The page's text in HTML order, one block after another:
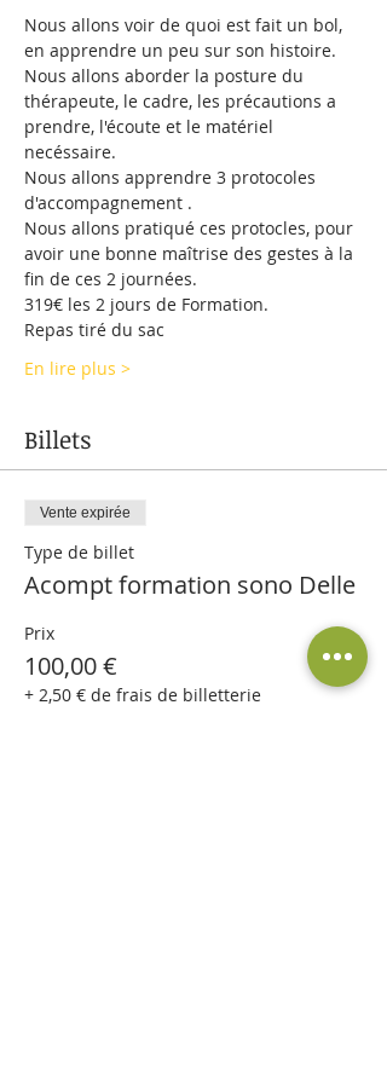
Nous allons voir de quoi est fait un bol,
en apprendre un peu sur son histoire.
Nous allons aborder la posture du
thérapeute, le cadre, les précautions a
prendre, l'écoute et le matériel
necéssaire.
Nous allons apprendre 3 protocoles
d'accompagnement .
Nous allons pratiqué ces protocles, pour
avoir une bonne maîtrise des gestes à la
fin de ces 2 journées.
319€ les 2 jours de Formation.
Repas tiré du sac
En lire plus >
Billets
Vente expirée
Type de billet
Acompt formation sono Delle
Prix
100,00 €
+ 2,50 € de frais de billetterie